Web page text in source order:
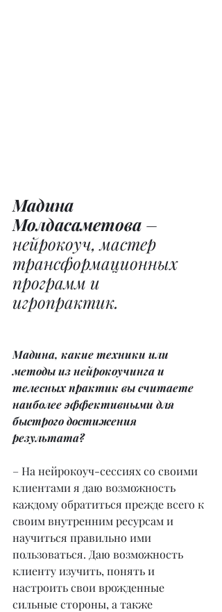
Мадина
Молдасаметова –
нейрокоуч, мастер
трансформационных
программ и
игропрактик.
Мадина, какие техники или
методы из нейрокоучинга и
телесных практик вы считаете
наиболее эффективными для
быстрого достижения
результата?
– На нейрокоуч-сессиях со своими
клиентами я даю возможность
каждому обратиться прежде всего к
своим внутренним ресурсам и
научиться правильно ими
пользоваться. Даю возможность
клиенту изучить, понять и
настроить свои врожденные
сильные стороны, а также